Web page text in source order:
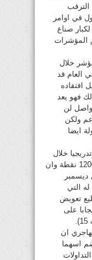
في اوامر
صناع
المؤشرات
خلال
العام قد
افتقاده
فهو يعد
لن
ولكن
ايضا
خلال
تداولات الاسبوع الحالي ليبلغ مستوى ال1200 نقطة وان
ديسمبر
التي
تعويض
على
ان
تضم اسهما